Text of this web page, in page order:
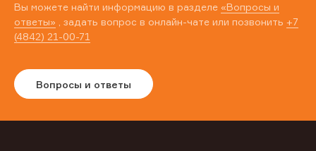
Вы можете найти информацию в разделе «Вопросы и
ответы» , задать вопрос в онлайн-чате или позвонить +7
(4842) 21-00-71
Вопросы и ответы